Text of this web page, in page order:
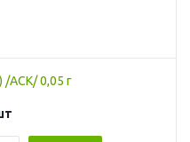
/АСК/ 0,05 г